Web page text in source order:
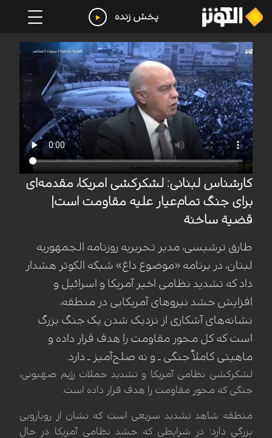
پخش زنده
کارشناس لبنانی: لشکرکشی امریکا، مقدمه‌ای
برای جنگ تمام‌عیار علیه مقاومت است|
قضیة ساخنة
طارق ترشیسی، مدیر تحریریه روزنامه الجمهوریه
لبنان، در برنامه «موضوع داغ» شبکه الکوثر هشدار
داد که تشدید نظامی اخیر آمریکا و اسرائیل و
افزایش حشد نیروهای آمریکایی در منطقه،
نشانه‌های آشکاری از نزدیک شدن یک جنگ بزرگ
است که کل محور مقاومت را هدف قرار داده و
ماهیتی کاملاً جنگی ـ و نه صلح‌آمیز ـ دارد.
لشکرکشی نظامی آمریکا و تشدید حملات رژیم صهیونی،
جنگی که محور مقاومت را هدف قرار داده است.
منطقه شاهد تشدید سریعی است که نشان از رویارویی
بزرگی دارد؛ در شرایطی که حشد نظامی آمریکا در حال